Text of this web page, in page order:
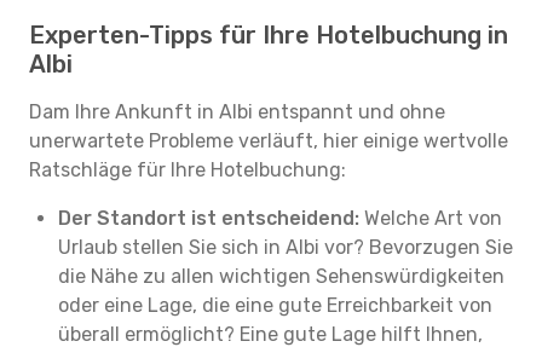
Experten-Tipps für Ihre Hotelbuchung in
Albi
Dam Ihre Ankunft in Albi entspannt und ohne
unerwartete Probleme verläuft, hier einige wertvolle
Ratschläge für Ihre Hotelbuchung:
Der Standort ist entscheidend: Welche Art von
Urlaub stellen Sie sich in Albi vor? Bevorzugen Sie
die Nähe zu allen wichtigen Sehenswürdigkeiten
oder eine Lage, die eine gute Erreichbarkeit von
überall ermöglicht? Eine gute Lage hilft Ihnen,